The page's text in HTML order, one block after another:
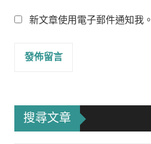
新文章使用電子郵件通知我。
搜尋文章